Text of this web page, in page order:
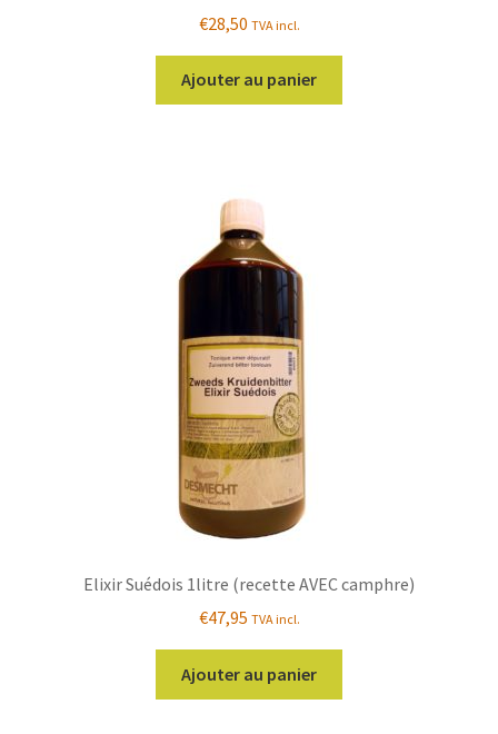
€28,50 TVA incl.
Ajouter au panier
Elixir Suédois 1litre (recette AVEC camphre)
€47,95 TVA incl.
Ajouter au panier